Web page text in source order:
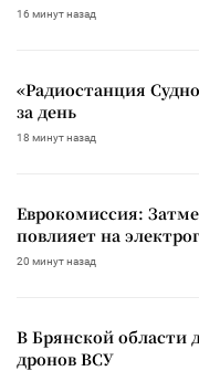
16 минут назад
«Радиостанция
за день
18 минут назад
Еврокомиссия:
повлияет на
20 минут назад
В Брянской области
дронов ВСУ